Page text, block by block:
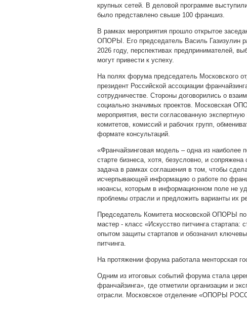
крупных сетей. В деловой программе
было представлено свыше 100 франшиз.
В рамках мероприятия прошло открытое
ОПОРЫ. Его председатель Василь Газизулин
2026 году, перспективах предпринимателей,
могут привести к успеху.
На полях форума председатель
президент Российской ассоциации
сотрудничестве. Стороны договорились о
социально значимых проектов. Московская
мероприятия, вести согласованную
комитетов, комиссий и рабочих групп,
формате консультаций.
«Франчайзинговая модель – одна из
старте бизнеса, хотя, безусловно, и
задача в рамках соглашения в том, чтобы
исчерпывающей информацию о работе по
нюансы, которым в информационном поле не
проблемы отрасли и предложить варианты их
Председатель Комитета московской ОПОРЫ
мастер - класс «Искусство питчинга стартапа:
опытом защиты стартапов и обозначил
питчинга.
На протяжении форума работала менторская
Одним из итоговых событий форума стала
франчайзинга», где отметили организации и
отрасли. Московское отделение «ОПОРЫ